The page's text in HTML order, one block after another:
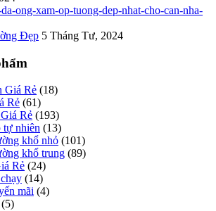
Đẹp 5 Tháng Tư, 2024
Giá Rẻ (18)
Rẻ (61)
Rẻ (193)
tự nhiên (13)
khổ nhỏ (101)
khổ trung (89)
Rẻ (24)
(14)
mãi (4)
(5)